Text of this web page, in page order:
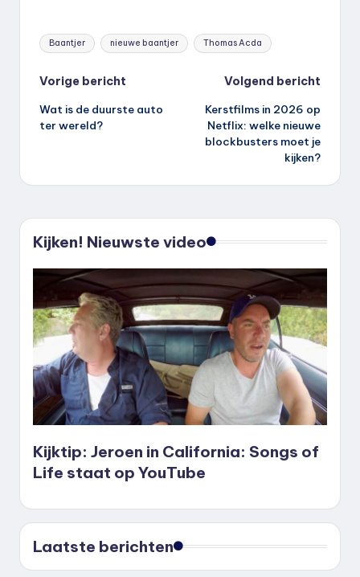
Tags:
Baantjer nieuwe baantjer Thomas Acda
Bericht
navigatie
Vorige bericht
Wat is de duurste auto
ter wereld?
Volgend bericht
Kerstfilms in 2026 op
Netflix: welke nieuwe
blockbusters moet je
kijken?
Kijken! Nieuwste video
Kijktip: Jeroen in California: Songs of
Life staat op YouTube
Laatste berichten